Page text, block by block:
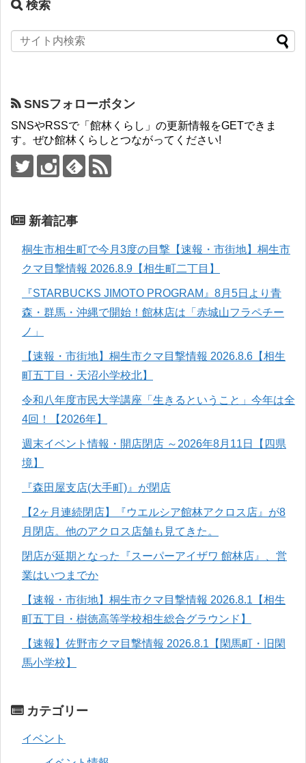
検索
SNSフォローボタン
SNSやRSSで「館林くらし」の更新情報をGETできま
す。ぜひ館林くらしとつながってください!
新着記事
桐生市相生町で今月3度の目撃【速報・市街地】桐生市
クマ目撃情報 2026.8.9【相生町二丁目】
『STARBUCKS JIMOTO PROGRAM』8月5日より青
森・群馬・沖縄で開始！館林店は「赤城山フラペチー
ノ」
【速報・市街地】桐生市クマ目撃情報 2026.8.6【相生
町五丁目・天沼小学校北】
令和八年度市民大学講座「生きるということ」今年は全
4回！【2026年】
週末イベント情報・開店閉店 ～2026年8月11日【四県
境】
『森田屋支店(大手町)』が閉店
【2ヶ月連続閉店】『ウエルシア館林アクロス店』が8
月閉店。他のアクロス店舗も見てきた。
閉店が延期となった『スーパーアイザワ 館林店』、営
業はいつまでか
【速報・市街地】桐生市クマ目撃情報 2026.8.1【相生
町五丁目・樹徳高等学校相生総合グラウンド】
【速報】佐野市クマ目撃情報 2026.8.1【閑馬町・旧閑
馬小学校】
カテゴリー
イベント